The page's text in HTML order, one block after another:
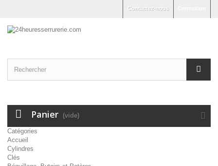
Contactez-nous
Panier (vide)
Catégories
Accueil
Cylindres
Clés